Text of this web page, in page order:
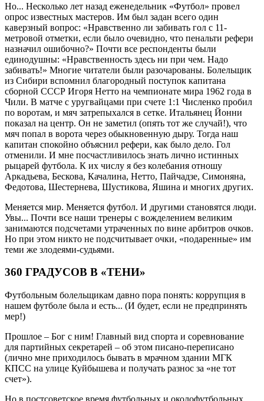
Но... Несколько лет назад еженедельник «Футбол» провел
опрос известных мастеров. Им был задан всего один
каверзный вопрос: «Нравственно ли забивать гол с 11-
метровой отметки, если было очевидно, что пенальти рефери
назначил ошибочно?» Почти все респонденты были
единодушны: «Нравственность здесь ни при чем. Надо
забивать!» Многие читатели были разочарованы. Болельщик
из Сибири вспомнил благородный поступок капитана
сборной СССР Игоря Нетто на чемпионате мира 1962 года в
Чили. В матче с уругвайцами при счете 1:1 Численко пробил
по воротам, и мяч затрепыхался в сетке. Итальянец Йонни
показал на центр. Он не заметил (опять тот же случай!), что
мяч попал в ворота через обыкновенную дыру. Тогда наш
капитан спокойно объяснил рефери, как было дело. Гол
отменили. И мне посчастливилось знать лично истинных
рыцарей футбола. К их числу я без колебания отношу
Аркадьева, Бескова, Качалина, Нетто, Пайчадзе, Симоняна,
Федотова, Шестернева, Шустикова, Яшина и многих других.
Меняется мир. Меняется футбол. И другими становятся люди.
Увы... Почти все наши тренеры с вожделением великим
занимаются подсчетами утраченных по вине арбитров очков.
Но при этом никто не подсчитывает очки, «подаренные» им
теми же злодеями-судьями.
360 ГРАДУСОВ В «ТЕНИ»
Футбольным болельщикам давно пора понять: коррупция в
нашем футболе была и есть... (И будет, если не предпринять
мер!)
Прошлое – Бог с ним! Главный вид спорта и соревнование
для партийных секретарей – об этом писано-переписано
(лично мне приходилось бывать в мрачном здании МГК
КПСС на улице Куйбышева и получать разнос за «не тот
счет»).